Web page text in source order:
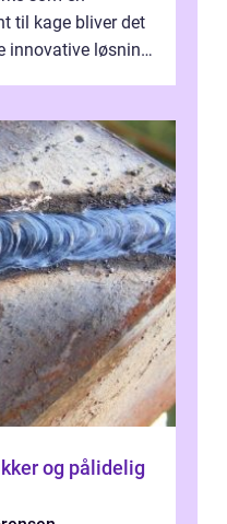
til kage bliver det
innovative løsning
og pålidelig